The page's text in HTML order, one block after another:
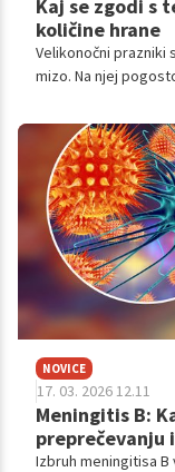
Kaj se zgodi s
količine hrane
Velikonočni prazniki
mizo. Na njej
postnem obdobju
se hitro zgodi, da
Občasno
težav, vendar pa
tudi na naše telo in
bakterije.
NOVICE
17. 03. 2026 12.11
Meningitis B:
preprečevanju
Izbruh meningitisa